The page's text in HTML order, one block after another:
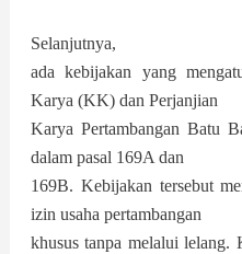
Selanjutnya,
ada kebijakan yang
Karya (KK) dan Perjanjian
Karya Pertambangan Batu
dalam pasal 169A dan
169B. Kebijakan tersebut
izin usaha pertambangan
khusus tanpa melalui